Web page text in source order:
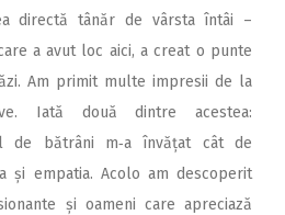
directă tânăr de vârsta întâi –
a avut loc aici, a creat o punte
Am primit multe impresii de la
Iată două dintre acestea:
de bătrâni m‑a învățat cât de
și empatia. Acolo am descoperit
și oameni care apreciază